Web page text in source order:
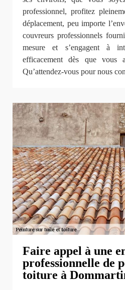
professionnel, profitez
déplacement, peu importe
couvreurs professionnels
mesure et s’engagent à
efficacement dès que vous
Qu’attendez-vous pour nous
Faire appel à une
professionnelle de
toiture à